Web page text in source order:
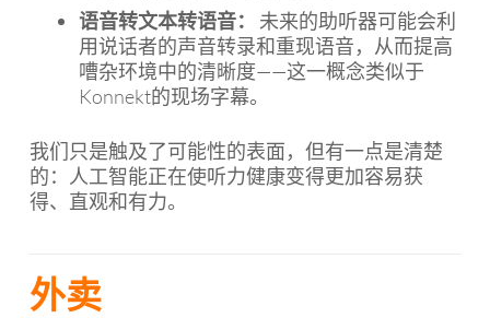
语音转文本转语音：
未来的助听器可能会利
用说话者的声音转录和重现语音，从而提高
嘈杂环境中的清晰度——这一概念类似于
Konnekt的现场字幕。
我们只是触及了可能性的表面，但有一点是清楚
的：人工智能正在使听力健康变得更加容易获
得、直观和有力。
外卖